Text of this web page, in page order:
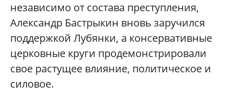
независимо от состава преступления,
Александр Бастрыкин вновь заручился
поддержкой Лубянки, а консервативные
церковные круги продемонстрировали
свое растущее влияние, политическое и
силовое.